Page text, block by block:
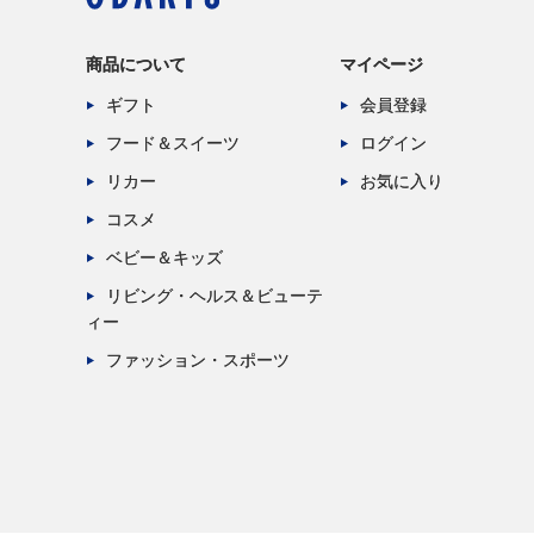
商品について
ギフト
フード＆スイーツ
リカー
コスメ
ベビー＆キッズ
リビング・ヘルス＆ビューテ
ィー
ファッション・スポーツ
マイページ
会員登録
ログイン
お気に入り